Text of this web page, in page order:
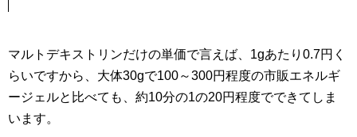
マルトデキストリンだけの単価で言えば、1gあたり0.7円く
らいですから、大体30gで100～300円程度の市販エネルギ
ージェルと比べても、約10分の1の20円程度でできてしま
います。